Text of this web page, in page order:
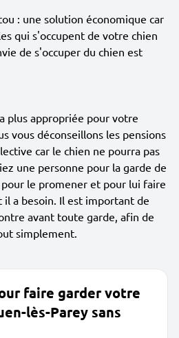
: une solution économique car
qui s'occupent de votre chien
de s'occuper du chien est
plus appropriée pour votre
vous déconseillons les pensions
car le chien ne pourra pas
une personne pour la garde de
le promener et pour lui faire
a besoin. Il est important de
avant toute garde, afin de
simplement.
faire garder votre
lès-Parey sans